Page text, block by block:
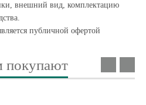
внешний вид, комплектацию
публичной офертой
покупают